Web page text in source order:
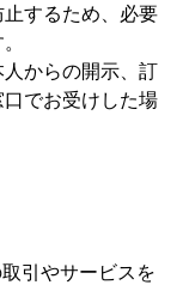
するため、必要
からの開示、訂
でお受けした場
引やサービスを